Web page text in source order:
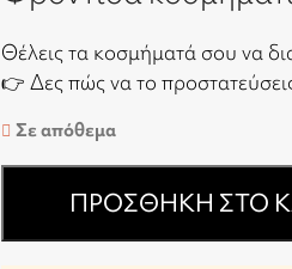
Θέλεις τα κοσμήματά σου να
👉 Δες πώς να το
Σε απόθεμα
ΠΡΟΣΘΉΚΗ ΣΤΟ